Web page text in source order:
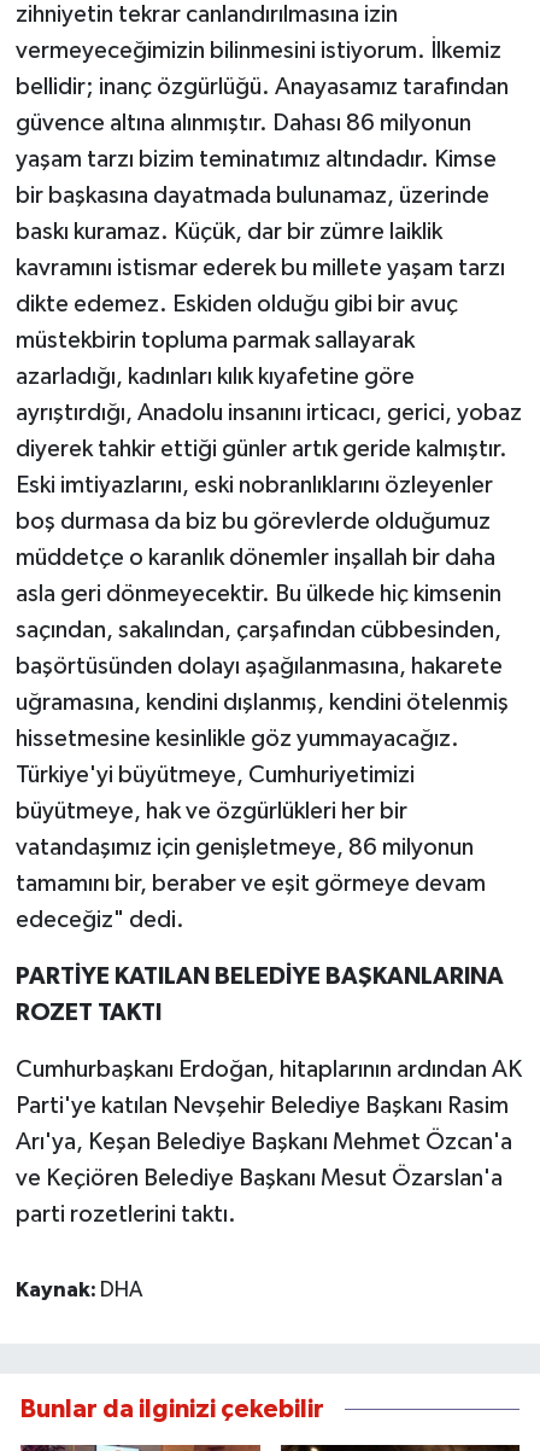
zihniyetin tekrar canlandırılmasına izin
vermeyeceğimizin bilinmesini istiyorum. İlkemiz
bellidir; inanç özgürlüğü. Anayasamız tarafından
güvence altına alınmıştır. Dahası 86 milyonun
yaşam tarzı bizim teminatımız altındadır. Kimse
bir başkasına dayatmada bulunamaz, üzerinde
baskı kuramaz. Küçük, dar bir zümre laiklik
kavramını istismar ederek bu millete yaşam tarzı
dikte edemez. Eskiden olduğu gibi bir avuç
müstekbirin topluma parmak sallayarak
azarladığı, kadınları kılık kıyafetine göre
ayrıştırdığı, Anadolu insanını irticacı, gerici, yobaz
diyerek tahkir ettiği günler artık geride kalmıştır.
Eski imtiyazlarını, eski nobranlıklarını özleyenler
boş durmasa da biz bu görevlerde olduğumuz
müddetçe o karanlık dönemler inşallah bir daha
asla geri dönmeyecektir. Bu ülkede hiç kimsenin
saçından, sakalından, çarşafından cübbesinden,
başörtüsünden dolayı aşağılanmasına, hakarete
uğramasına, kendini dışlanmış, kendini ötelenmiş
hissetmesine kesinlikle göz yummayacağız.
Türkiye'yi büyütmeye, Cumhuriyetimizi
büyütmeye, hak ve özgürlükleri her bir
vatandaşımız için genişletmeye, 86 milyonun
tamamını bir, beraber ve eşit görmeye devam
edeceğiz" dedi.
PARTİYE KATILAN BELEDİYE BAŞKANLARINA
ROZET TAKTI
Cumhurbaşkanı Erdoğan, hitaplarının ardından AK
Parti'ye katılan Nevşehir Belediye Başkanı Rasim
Arı'ya, Keşan Belediye Başkanı Mehmet Özcan'a
ve Keçiören Belediye Başkanı Mesut Özarslan'a
parti rozetlerini taktı.
Kaynak: DHA
Bunlar da ilginizi çekebilir